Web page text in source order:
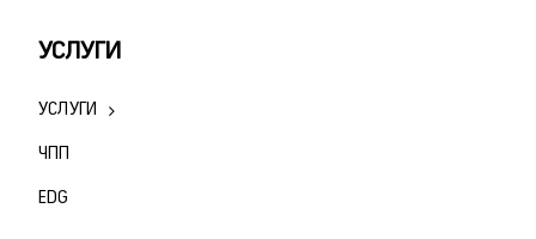
УСЛУГИ
УСЛУГИ
ЧПП
ЕDG